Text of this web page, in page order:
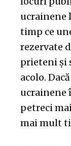
ucrainene
timp ce
rezervate
prieteni și
acolo.
ucrainene
petreci
mai mult